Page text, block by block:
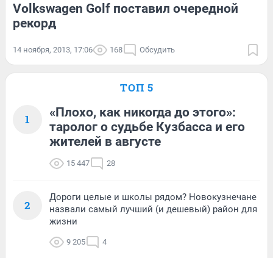
Volkswagen Golf поставил очередной
рекорд
14 ноября, 2013, 17:06 168 Обсудить
ТОП 5
1
«Плохо, как никогда до этого»:
таролог о судьбе Кузбасса и его
жителей в августе
15 447 28
2
Дороги целые и школы рядом? Новокузнечане
назвали самый лучший (и дешевый) район для
жизни
9 205 4